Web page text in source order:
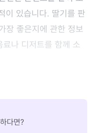
이 있습니다. 딸기를 판
장 좋은지에 관한 정보
나 디저트를 함께 소
다면?